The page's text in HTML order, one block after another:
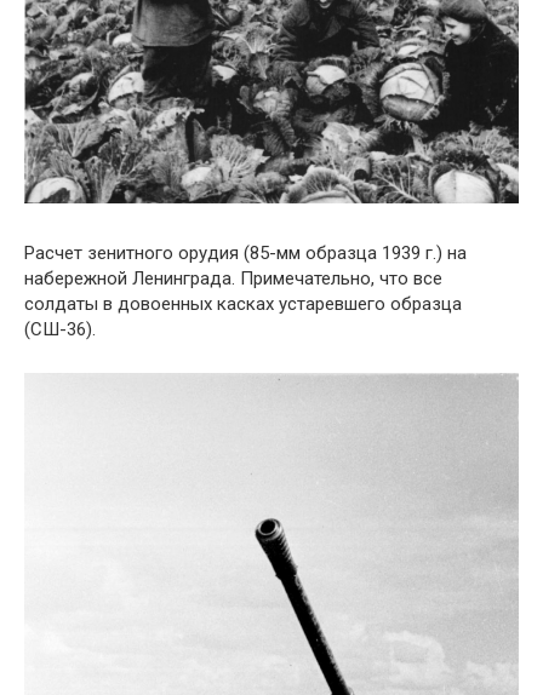
Расчет зенитного орудия (85-мм образца 1939 г.) на
набережной Ленинграда. Примечательно, что все
солдаты в довоенных касках устаревшего образца
(СШ-36).